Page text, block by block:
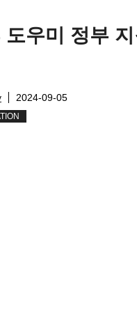
도우미 정부
2024-09-05